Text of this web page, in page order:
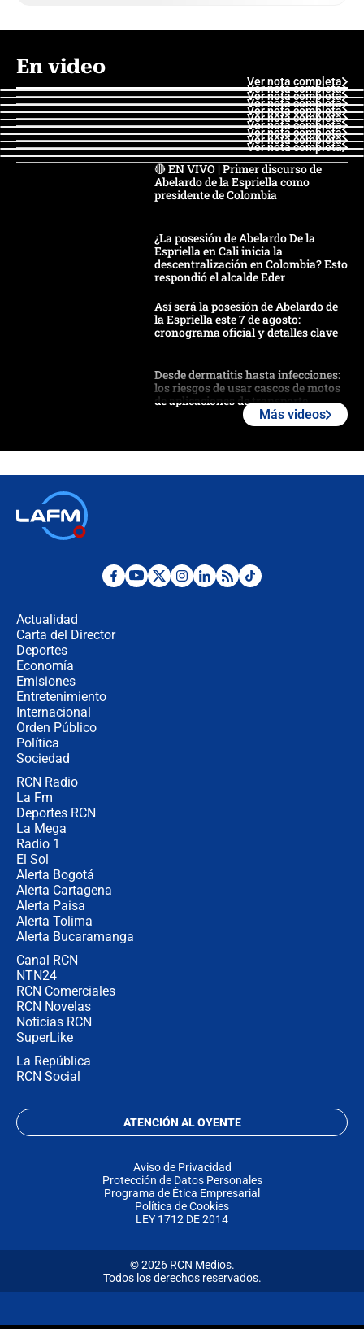
En video
Ver nota completa
Ver nota completa
Ver nota completa
Ver nota completa
Ver nota completa
Ver nota completa
Ver nota completa
Ver nota completa
Ver nota completa
Ver nota completa
🔴 EN VIVO | Primer discurso de
Abelardo de la Espriella como
presidente de Colombia
¿La posesión de Abelardo De la
Espriella en Cali inicia la
descentralización en Colombia? Esto
respondió el alcalde Eder
Así será la posesión de Abelardo de
la Espriella este 7 de agosto:
cronograma oficial y detalles clave
Desde dermatitis hasta infecciones:
los riesgos de usar cascos de motos
de aplicaciones de transporte
Posesión de Abelardo De La Espriella
Más videos
Actualidad
Carta del Director
Deportes
Economía
Emisiones
Entretenimiento
Internacional
Orden Público
Política
Sociedad
RCN Radio
La Fm
Deportes RCN
La Mega
Radio 1
El Sol
Alerta Bogotá
Alerta Cartagena
Alerta Paisa
Alerta Tolima
Alerta Bucaramanga
Canal RCN
NTN24
RCN Comerciales
RCN Novelas
Noticias RCN
SuperLike
La República
RCN Social
ATENCIÓN AL OYENTE
Aviso de Privacidad
Protección de Datos Personales
Programa de Ética Empresarial
Política de Cookies
LEY 1712 DE 2014
© 2026 RCN Medios.
Todos los derechos reservados.